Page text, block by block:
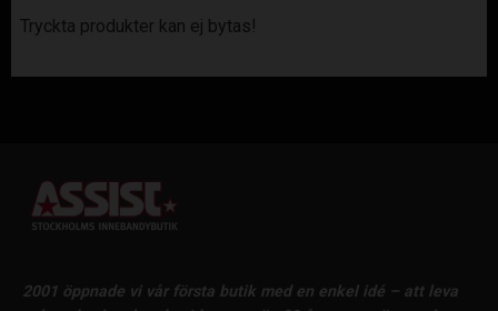
Tryckta produkter kan ej bytas!
2001 öppnade vi vår första butik med en enkel idé – att leva